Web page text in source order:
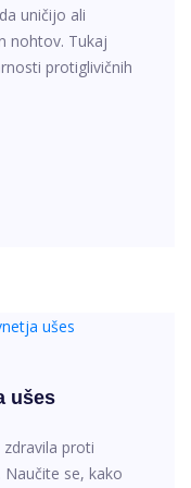
uničijo ali
nohtov. Tukaj
protiglivičnih
ušes
proti
se, kako